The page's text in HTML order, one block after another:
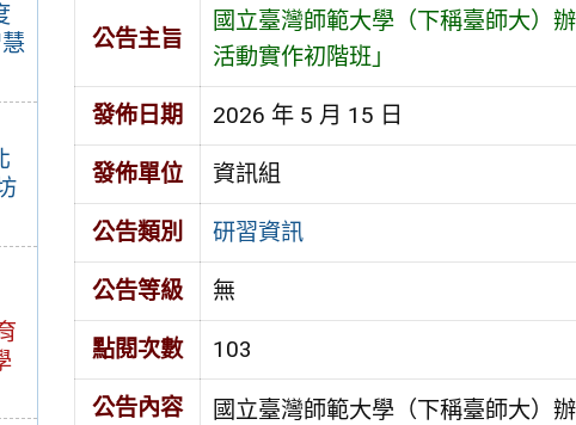
公告主旨
國立臺灣師範大學（下稱臺師大）
活動實作初階班」
發佈日期 2026 年 5 月 15 日
發佈單位 資訊組
公告類別 研習資訊
公告等級 無
點閱次數 103
公告內容
國立臺灣師範大學（下稱臺師大）